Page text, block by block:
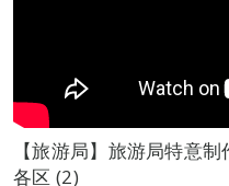
【旅游局】旅游局特意
各区 (2)